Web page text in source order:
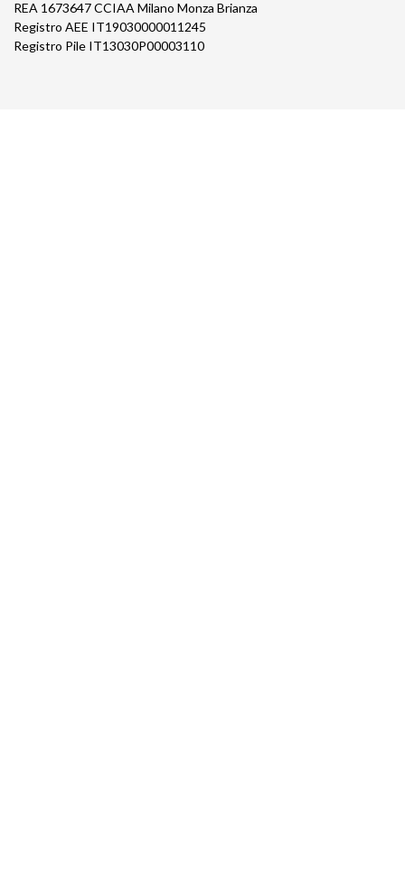
REA 1673647 CCIAA Milano Monza Brianza
Registro AEE IT19030000011245
Registro Pile IT13030P00003110